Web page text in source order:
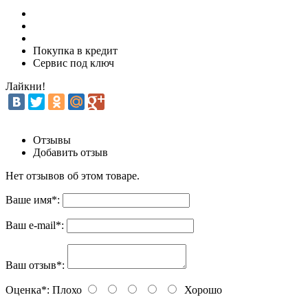
Покупка в кредит
Сервис под ключ
Лайкни!
Отзывы
Добавить отзыв
Нет отзывов об этом товаре.
Ваше имя*:
Ваш e-mail*:
Ваш отзыв*:
Оценка*: Плохо Хорошо